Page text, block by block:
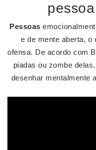
Pessoas
e de mente aberta, o
ofensa. De acordo com
piadas ou zombe
desenhar mentalmente